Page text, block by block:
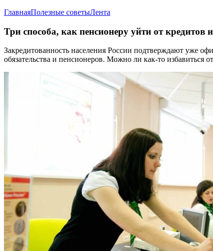
ГлавнаяПолезные советыЛента
Три способа, как пенсионеру уйти от кредитов
Закредитованность населения России подтверждают уже
обязательства и пенсионеров. Можно ли как-то избавиться